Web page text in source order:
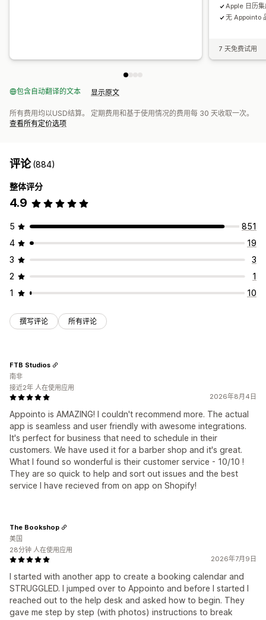
Apple 日历
无 Appointo
7 天免费试用
包含自动翻译的文本 显示原文
所有费用均以USD结算。 定期费用和基于使用情况的费用每 30 天收取一次。
查看所有定价选项
评论(884)
整体评分
4.9
5
851
4
19
3
3
2
1
1
10
撰写评论 所有评论
2026年8月4日
Appointo is AMAZING! I couldn't recommend more. The actual
app is seamless and user friendly with awesome integrations.
It's perfect for business that need to schedule in their
customers. We have used it for a barber shop and it's great.
What I found so wonderful is their customer service - 10/10 !
They are so quick to help and sort out issues and the best
service I have recieved from on app on Shopify!
FTB Studios
南非
接近2年 人在使用应用
2026年7月9日
I started with another app to create a booking calendar and
STRUGGLED. I jumped over to Appointo and before I started I
reached out to the help desk and asked how to begin. They
gave me step by step (with photos) instructions to break
The Bookshop
美国
28分钟 人在使用应用